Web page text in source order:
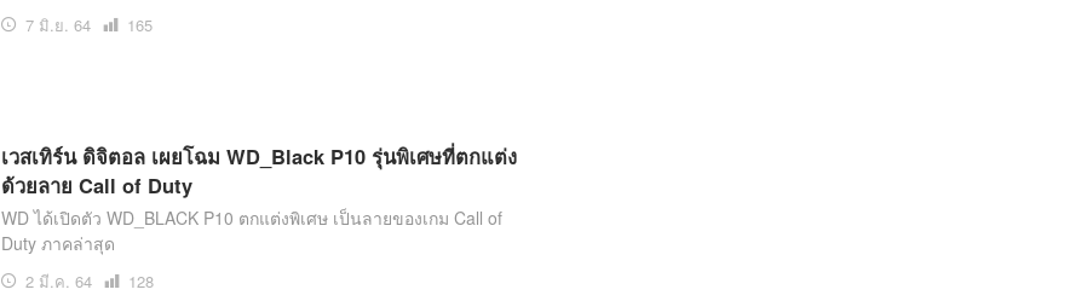
7 มิ.ย. 64
เปิด
165
เวสเทิร์น ดิจิตอล เผยโฉม WD_Black P10 รุ่นพิเศษที่ตกแต่ง
ด้วยลาย Call of Duty
WD ได้เปิดตัว WD_BLACK P10 ตกแต่งพิเศษ เป็นลายของเกม Call of
Duty ภาคล่าสุด
2 มี.ค. 64
เปิด
128